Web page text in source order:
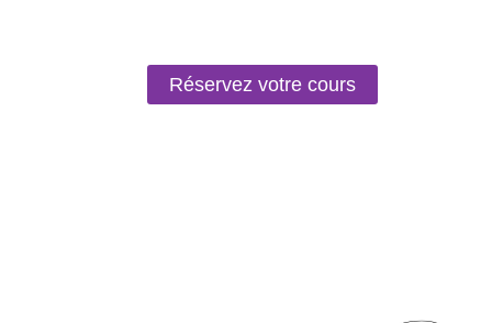
Réservez votre cours